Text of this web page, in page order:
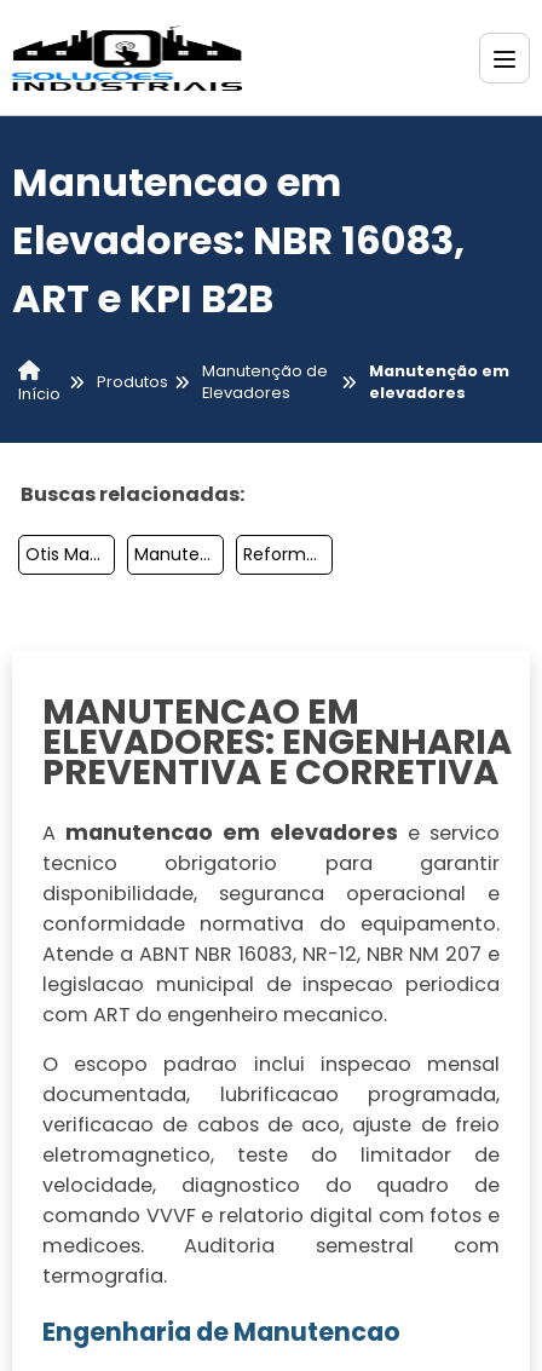
Manutencao em
Elevadores: NBR 16083,
ART e KPI B2B
Início
Produtos
Manutenção de
Elevadores
Manutenção em
elevadores
Buscas relacionadas:
Otis Manutenção De Elevadores Manutenção De Plataforma Para Cadeirante Reforma De Elevadores
MANUTENCAO EM
ELEVADORES: ENGENHARIA
PREVENTIVA E CORRETIVA
A manutencao em elevadores e servico
tecnico obrigatorio para garantir
disponibilidade, seguranca operacional e
conformidade normativa do equipamento.
Atende a ABNT NBR 16083, NR-12, NBR NM 207 e
legislacao municipal de inspecao periodica
com ART do engenheiro mecanico.
O escopo padrao inclui inspecao mensal
documentada, lubrificacao programada,
verificacao de cabos de aco, ajuste de freio
eletromagnetico, teste do limitador de
velocidade, diagnostico do quadro de
comando VVVF e relatorio digital com fotos e
medicoes. Auditoria semestral com
termografia.
Engenharia de Manutencao